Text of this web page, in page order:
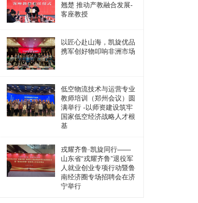
翘楚 推动产教融合发展-
客座教授
以匠心赴山海，凯旋优品
携军创好物叩响非洲市场
低空物流技术与运营专业
教师培训（郑州会议）圆
满举行 -以师资建设筑牢
国家低空经济战略人才根
基
戎耀齐鲁·凯旋同行——
山东省“戎耀齐鲁”退役军
人就业创业专项行动暨鲁
南经济圈专场招聘会在济
宁举行